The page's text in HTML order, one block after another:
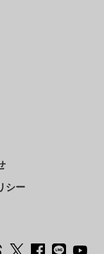
シー